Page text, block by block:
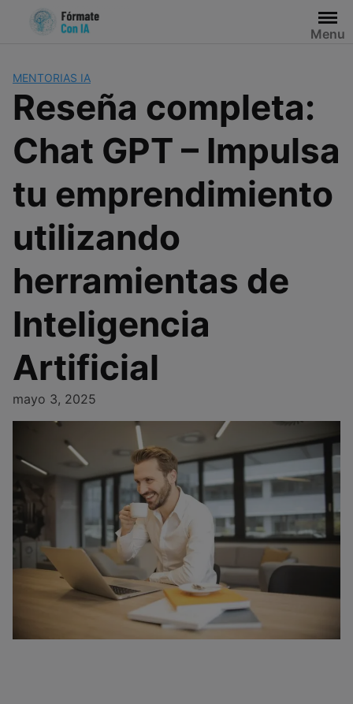
Menu
MENTORIAS IA
Reseña completa:
Chat GPT – Impulsa
tu emprendimiento
utilizando
herramientas de
Inteligencia
Artificial
mayo 3, 2025